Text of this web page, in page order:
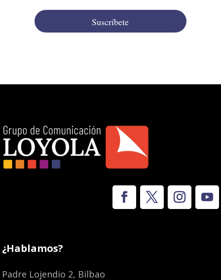
Suscríbete
¿Hablamos?
Padre Lojendio 2, Bilbao